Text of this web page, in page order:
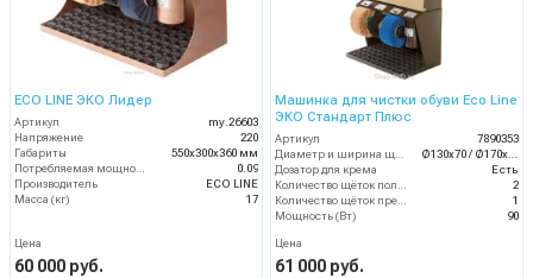
ECO LINE ЭКО Лидер
Артикул
my.26603
Напряжение
220
Габариты
550х300х360 мм
Потребляемая мощность (кВт)
0.09
Производитель
ECO LINE
Масса (кг)
17
Цена
60 000 руб.
Машинка для чистки обуви Eco Line
ЭКО Стандарт Плюс
Артикул
7890353
Диаметр и ширина щёток (мм)
Ø130х70 / Ø170х70
Дозатор для крема
Есть
Количество щёток полировки (шт)
2
Количество щёток предварительной очистки (шт)
1
Мощность (Вт)
90
Цена
61 000 руб.